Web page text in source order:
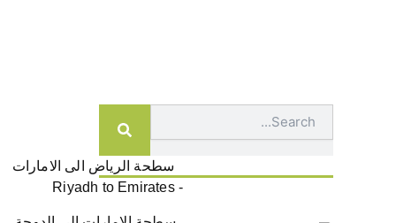
سطحة الرياض الى الامارات
- Riyadh to Emirates